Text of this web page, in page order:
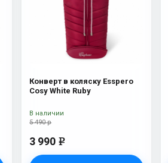
Конверт в коляску Esspero
Cosy White Ruby
5 490 р
3 990 e
В наличии